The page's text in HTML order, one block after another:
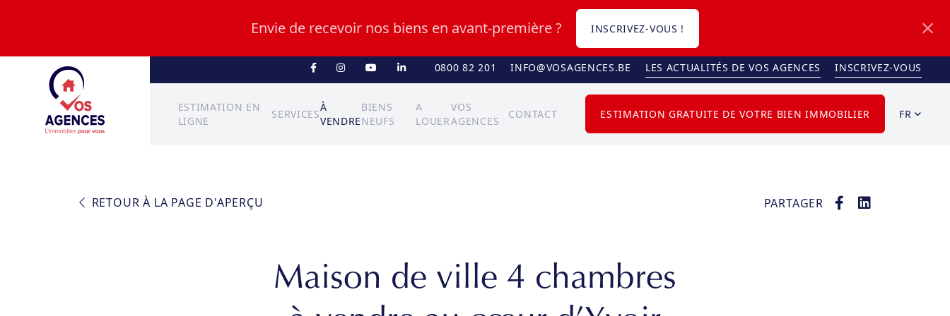
Envie de recevoir nos biens en avant-première ? INSCRIVEZ-VOUS !
0800 82 201 INFO@VOSAGENCES.BE LES ACTUALITÉS DE VOS AGENCES INSCRIVEZ-VOUS
ESTIMATION EN
LIGNE
SERVICES
À
VENDRE
BIENS
NEUFS
A
LOUER
VOS
AGENCES
CONTACT ESTIMATION GRATUITE DE VOTRE BIEN IMMOBILIER FR
RETOUR À LA PAGE D'APERÇU PARTAGER
Maison de ville 4 chambres